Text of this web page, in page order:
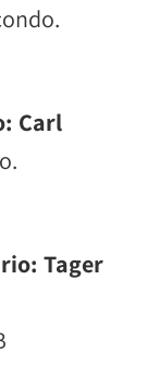
Carl
Tager